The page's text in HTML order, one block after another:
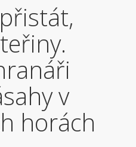
v
horách